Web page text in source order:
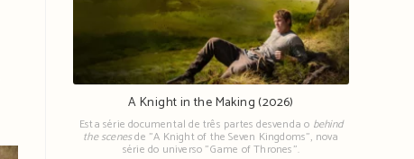
A Knight in the Making (2026)
Esta série documental de três partes desvenda o behind
the scenesde "A Knight of the Seven Kingdoms", nova
série do universo "Game of Thrones".